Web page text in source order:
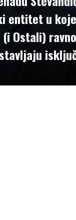
entitet u
Ostali)